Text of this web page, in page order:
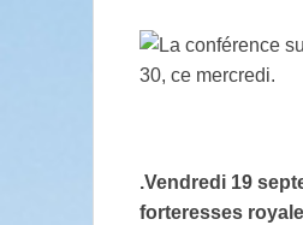
.Vendredi 19
forteresses